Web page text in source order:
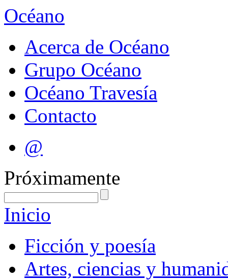
Océano
Acerca de Océano
Grupo Océano
Océano Travesía
Contacto
@
Próximamente
Inicio
Ficción y poesía
Artes, ciencias y